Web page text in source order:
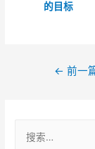
的目标
航
← 前一